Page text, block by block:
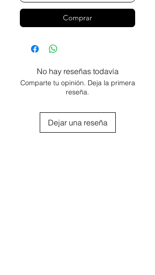
Comprar
No hay reseñas todavía
Comparte tu opinión. Deja la primera
reseña.
Dejar una reseña